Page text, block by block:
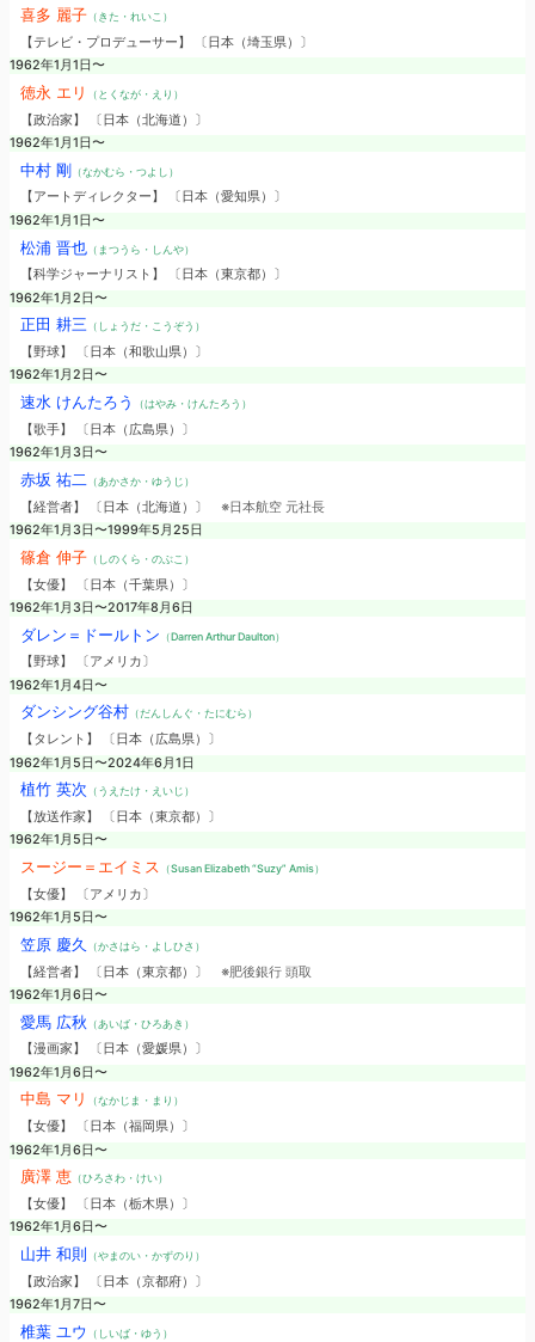
喜多 麗子（きた・れいこ）
【テレビ・プロデューサー】 〔日本（埼玉県）〕
1962年1月1日〜
徳永 エリ （とくなが・えり）
【政治家】 〔日本（北海道）〕
1962年1月1日〜
中村 剛 （なかむら・つよし）
【アートディレクター】 〔日本（愛知県）〕
1962年1月1日〜
松浦 晋也（まつうら・しんや）
【科学ジャーナリスト】 〔日本（東京都）〕
1962年1月2日〜
正田 耕三 （しょうだ・こうぞう）
【野球】 〔日本（和歌山県）〕
1962年1月2日〜
速水 けんたろう （はやみ・けんたろう）
【歌手】 〔日本（広島県）〕
1962年1月3日〜
赤坂 祐二 （あかさか・ゆうじ）
【経営者】 〔日本（北海道）〕 ※日本航空 元社長
1962年1月3日〜1999年5月25日
篠倉 伸子（しのくら・のぶこ）
【女優】 〔日本（千葉県）〕
1962年1月3日〜2017年8月6日
ダレン＝ドールトン （Darren Arthur Daulton）
【野球】 〔アメリカ〕
1962年1月4日〜
ダンシング谷村 （だんしんぐ・たにむら）
【タレント】 〔日本（広島県）〕
1962年1月5日〜2024年6月1日
植竹 英次 （うえたけ・えいじ）
【放送作家】 〔日本（東京都）〕
1962年1月5日〜
スージー＝エイミス （Susan Elizabeth “Suzy” Amis）
【女優】 〔アメリカ〕
1962年1月5日〜
笠原 慶久 （かさはら・よしひさ）
【経営者】 〔日本（東京都）〕 ※肥後銀行 頭取
1962年1月6日〜
愛馬 広秋 （あいば・ひろあき）
【漫画家】 〔日本（愛媛県）〕
1962年1月6日〜
中島 マリ （なかじま・まり）
【女優】 〔日本（福岡県）〕
1962年1月6日〜
廣澤 恵 （ひろさわ・けい）
【女優】 〔日本（栃木県）〕
1962年1月6日〜
山井 和則 （やまのい・かずのり）
【政治家】 〔日本（京都府）〕
1962年1月7日〜
椎葉 ユウ （しいば・ゆう）